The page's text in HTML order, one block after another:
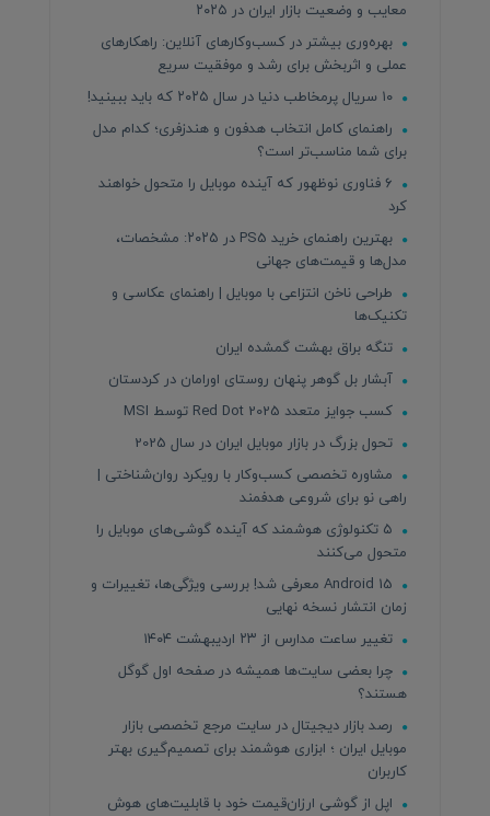
معایب و وضعیت بازار ایران در ۲۰۲۵
بهره‌وری بیشتر در کسب‌وکارهای آنلاین: راهکارهای
عملی و اثربخش برای رشد و موفقیت سریع
راهنمای کامل انتخاب هدفون و هندزفری؛ کدام مدل
برای شما مناسب‌تر است؟
۶ فناوری نوظهور که آینده موبایل را متحول خواهند
کرد
بهترین راهنمای خرید PS5 در ۲۰۲۵: مشخصات،
مدل‌ها و قیمت‌های جهانی
طراحی ناخن انتزاعی با موبایل | راهنمای عکاسی و
تکنیک‌ها
تنگه براق بهشت گمشده ایران
آبشار بل گوهر پنهان روستای اورامان در کردستان
کسب جوایز متعدد Red Dot 2025 توسط MSI
تحول بزرگ در بازار موبایل ایران در سال 2025
مشاوره تخصصی کسب‌وکار با رویکرد روان‌شناختی |
راهی نو برای شروعی هدفمند
۵ تکنولوژی هوشمند که آینده گوشی‌های موبایل را
متحول می‌کنند
Android 15 معرفی شد! بررسی ویژگی‌ها، تغییرات و
زمان انتشار نسخه نهایی
تغییر ساعت مدارس از ۲۳ اردیبهشت ۱۴۰۴
چرا بعضی سایت‌ها همیشه در صفحه اول گوگل
هستند؟
رصد بازار دیجیتال در سایت مرجع تخصصی بازار
موبایل ایران ؛ ابزاری هوشمند برای تصمیم‌گیری بهتر
کاربران
اپل از گوشی ارزان‌قیمت خود با قابلیت‌های هوش